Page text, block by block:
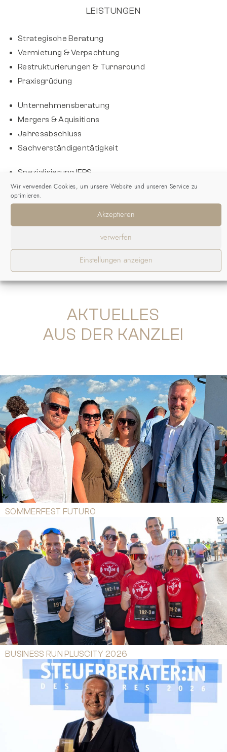
Wir verwenden Cookies, um unsere Website und unseren Service zu
optimieren.
Akzeptieren
verwerfen
Einstellungen anzeigen
LEISTUNGEN
Strategische Beratung
Vermietung & Verpachtung
Restrukturierungen & Turnaround
Praxisgrüdung
Unternehmensberatung
Mergers & Aquisitions
Jahresabschluss
Sachverständigentätigkeit
Spezialisierung IFRS
Spezialisierung VFI-KG
Buchhaltung
AKTUELLES
AUS DER KANZLEI
SOMMERFEST FUTURO
BUSINESS RUN PLUSCITY 2026